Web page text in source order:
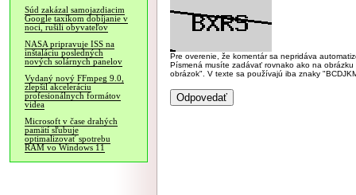
Súd zakázal samojazdiacim
Google taxíkom dobíjanie v
noci, rušili obyvateľov
NASA pripravuje ISS na
inštaláciu posledných
nových solárnych panelov
Vydaný nový FFmpeg 9.0,
zlepšil akceleráciu
profesionálnych formátov
videa
Microsoft v čase drahých
pamätí sľubuje
optimalizovať spotrebu
RAM vo Windows 11
Pre overenie, že komentár sa nepridáva
Písmená musíte zadávať rovnako ako na
obrázok". V texte sa používajú iba znaky